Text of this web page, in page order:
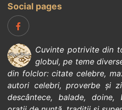
Social pages
Cuvinte potrivite din
globul, pe teme
din folclor:citate celebre,
autori celebri,proverbe și
descântece, balade, doine,